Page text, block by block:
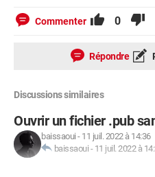
Commenter 0
Répondre
Discussions similaires
Ouvrir un fichier .pub
baissaoui - 11 juil. 2022 à 14:36
baissaoui - 11 juil. 2022 à